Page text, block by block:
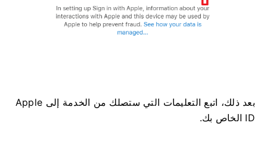
بعد ذلك، اتبع التعليمات التي ستصلك من الخدمة إلى Apple
ID الخاص بك.